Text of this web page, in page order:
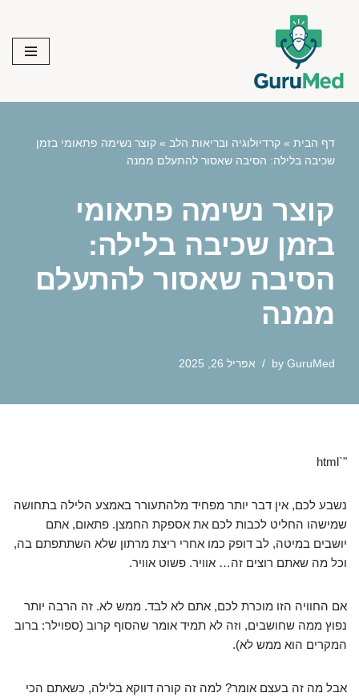
content
דף הבית » קרדיולוגיה ובריאות הלב » קוצר נשימה פתאומי בזמן
שכיבה בלילה: הסיבה שאסור להתעלם ממנה
קוצר נשימה פתאומי
בזמן שכיבה בלילה:
הסיבה שאסור להתעלם
ממנה
by GuruMed אפריל 26, 2025
"`html
נשבע לכם, אין דבר יותר מפחיד מלהתעורר באמצע הלילה בתחושה
שמישהו החליט לכבות לכם את אספקת החמצן. פתאום, אתם
יושבים במיטה, לב דופק כמו אחרי ריצת מרתון שלא השתתפתם בה,
וכל מה שאתם רוצים זה… אוויר. פשוט אוויר.
אם החוויה הזו מוכרת לכם, אתם לא לבד. ממש לא. זה הרבה יותר
נפוץ ממה שחושבים, וזה לא תמיד אומר שהסוף קרוב (ספוילר: ברוב
המקרים הוא ממש לא).
אבל מה זה בעצם אומר? למה זה קורה דווקא בלילה, כשאתם הכי